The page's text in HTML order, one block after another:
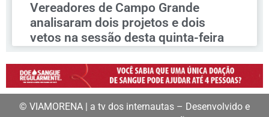
Vereadores de Campo Grande
analisaram dois projetos e dois
vetos na sessão desta quinta-feira
© VIAMORENA | a tv dos internautas – Desenvolvido e